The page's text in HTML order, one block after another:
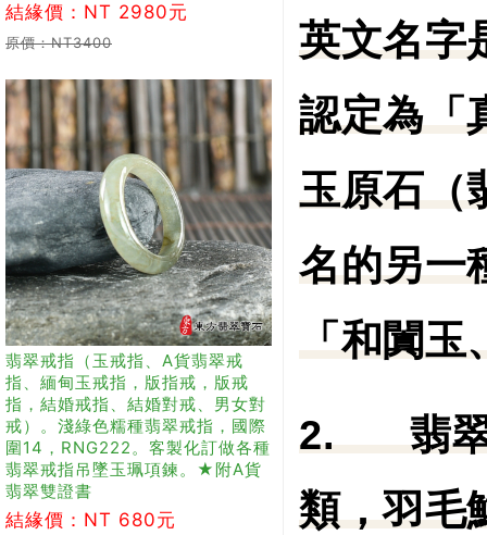
結緣價：NT 2980元
原價：NT3400
翡翠戒指（玉戒指、A貨翡翠戒
指、緬甸玉戒指，版指戒，版戒
指，結婚戒指、結婚對戒、男女對
戒）。淺綠色糯種翡翠戒指，國際
圍14，RNG222。客製化訂做各種
翡翠戒指吊墜玉珮項鍊。★附A貨
翡翠雙證書
結緣價：NT 680元
英文名字
認定為「
玉原石（
名的另一
「和闐
2. 翡
類，羽毛